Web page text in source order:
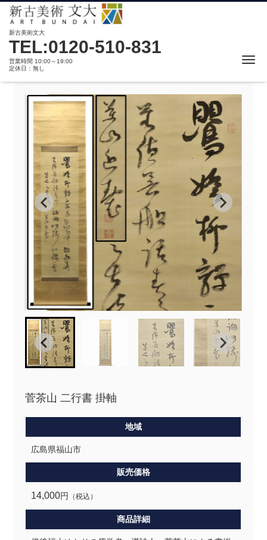
新古美術文大
TEL:0120-510-831
営業時間 10:00～19:00
定休日：無し
菅茶山 二行書 掛軸
地域
広島県福山市
販売価格
14,000円 （税込）
商品詳細